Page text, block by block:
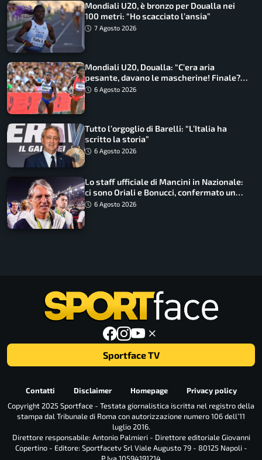
Mondiali U20, è bronzo per Doualla nei
100 metri: “Ho scacciato l’ansia”
7 Agosto 2026
Mondiali U20, Doualla: “C’era aria
pesante, davano le mascherine! Finale?
Non ho nulla da perdere”
6 Agosto 2026
Tutto l’orgoglio di Barelli: “L’Italia ha
scritto la storia”
6 Agosto 2026
Lo staff ufficiale di Mancini in Nazionale:
ci sono Oriali e Bonucci, confermato un
ritorno
6 Agosto 2026
Sportface TV
Contatti Disclaimer Homepage
Privacy policy
Copyright 2025 Sportface - Testata giornalistica iscritta nel registro della
stampa dal Tribunale di Roma con autorizzazione numero 106 dell’11
luglio 2016.
Direttore responsabile: Antonio Palmieri - Direttore editoriale Giovanni
Copertino - Editore: Sportfacetv Srl Viale Augusto 79 - 80125 Napoli -